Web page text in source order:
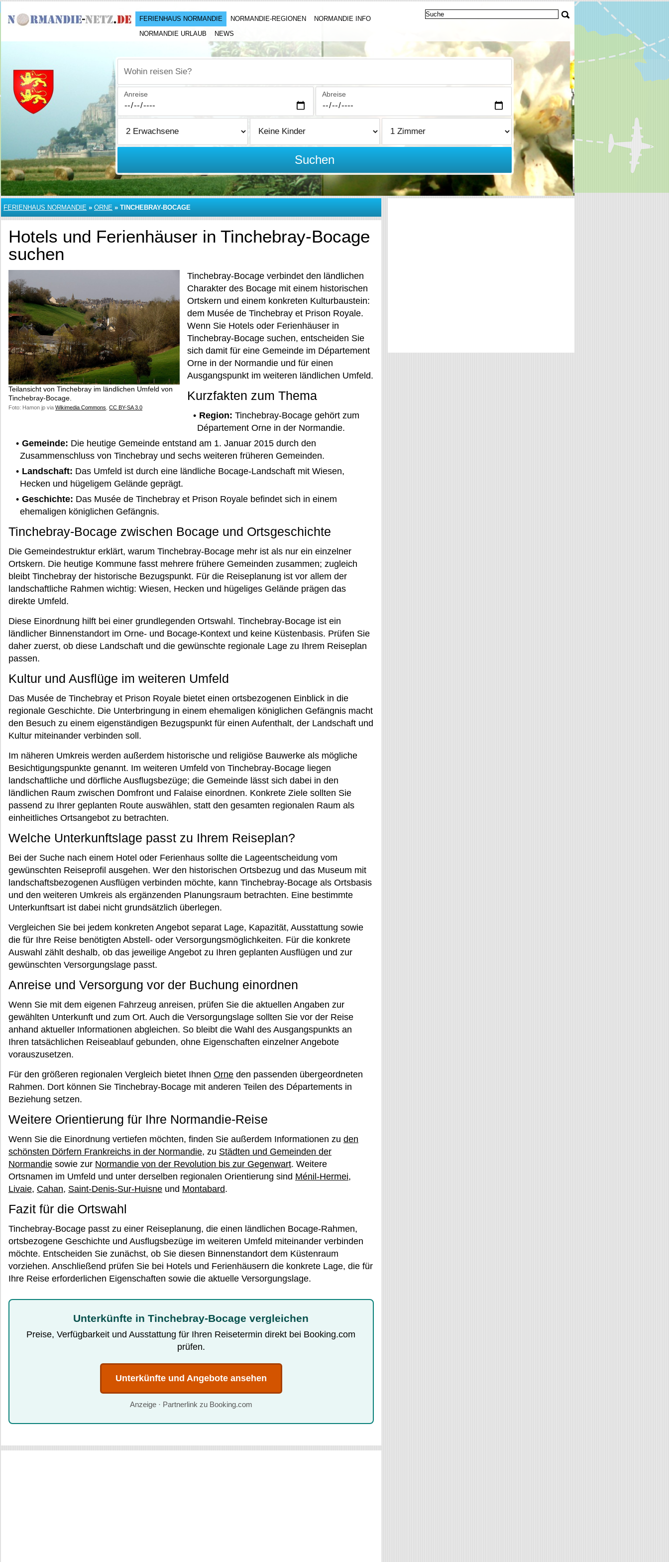
FERIENHAUS NORMANDIE NORMANDIE-REGIONEN
NORMANDIE INFO
NORMANDIE URLAUB
NEWS
Wohin reisen Sie?
Anreise Abreise
Suchen
FERIENHAUS NORMANDIE » ORNE » TINCHEBRAY-BOCAGE
Hotels und Ferienhäuser in Tinchebray-Bocage
suchen
Teilansicht von Tinchebray im ländlichen Umfeld von
Tinchebray-Bocage.
Foto: Hamon jp via Wikimedia Commons CC BY-SA 3.0
Tinchebray-Bocage verbindet den ländlichen
Charakter des Bocage mit einem historischen
Ortskern und einem konkreten Kulturbaustein:
dem Musée de Tinchebray et Prison Royale.
Wenn Sie Hotels oder Ferienhäuser in
Tinchebray-Bocage suchen, entscheiden Sie
sich damit für eine Gemeinde im Département
Orne in der Normandie und für einen
Ausgangspunkt im weiteren ländlichen Umfeld.
Kurzfakten zum Thema
Region: Tinchebray-Bocage gehört zum
Département Orne in der Normandie.
Gemeinde: Die heutige Gemeinde entstand am 1. Januar 2015 durch den
Zusammenschluss von Tinchebray und sechs weiteren früheren Gemeinden.
Landschaft: Das Umfeld ist durch eine ländliche Bocage-Landschaft mit Wiesen,
Hecken und hügeligem Gelände geprägt.
Geschichte: Das Musée de Tinchebray et Prison Royale befindet sich in einem
ehemaligen königlichen Gefängnis.
Tinchebray-Bocage zwischen Bocage und Ortsgeschichte
Die Gemeindestruktur erklärt, warum Tinchebray-Bocage mehr ist als nur ein einzelner
Ortskern. Die heutige Kommune fasst mehrere frühere Gemeinden zusammen; zugleich
bleibt Tinchebray der historische Bezugspunkt. Für die Reiseplanung ist vor allem der
landschaftliche Rahmen wichtig: Wiesen, Hecken und hügeliges Gelände prägen das
direkte Umfeld.
Diese Einordnung hilft bei einer grundlegenden Ortswahl. Tinchebray-Bocage ist ein
ländlicher Binnenstandort im Orne- und Bocage-Kontext und keine Küstenbasis. Prüfen Sie
daher zuerst, ob diese Landschaft und die gewünschte regionale Lage zu Ihrem Reiseplan
passen.
Kultur und Ausflüge im weiteren Umfeld
Das Musée de Tinchebray et Prison Royale bietet einen ortsbezogenen Einblick in die
regionale Geschichte. Die Unterbringung in einem ehemaligen königlichen Gefängnis macht
den Besuch zu einem eigenständigen Bezugspunkt für einen Aufenthalt, der Landschaft und
Kultur miteinander verbinden soll.
Im näheren Umkreis werden außerdem historische und religiöse Bauwerke als mögliche
Besichtigungspunkte genannt. Im weiteren Umfeld von Tinchebray-Bocage liegen
landschaftliche und dörfliche Ausflugsbezüge; die Gemeinde lässt sich dabei in den
ländlichen Raum zwischen Domfront und Falaise einordnen. Konkrete Ziele sollten Sie
passend zu Ihrer geplanten Route auswählen, statt den gesamten regionalen Raum als
einheitliches Ortsangebot zu betrachten.
Welche Unterkunftslage passt zu Ihrem Reiseplan?
Bei der Suche nach einem Hotel oder Ferienhaus sollte die Lageentscheidung vom
gewünschten Reiseprofil ausgehen. Wer den historischen Ortsbezug und das Museum mit
landschaftsbezogenen Ausflügen verbinden möchte, kann Tinchebray-Bocage als Ortsbasis
und den weiteren Umkreis als ergänzenden Planungsraum betrachten. Eine bestimmte
Unterkunftsart ist dabei nicht grundsätzlich überlegen.
Vergleichen Sie bei jedem konkreten Angebot separat Lage, Kapazität, Ausstattung sowie
die für Ihre Reise benötigten Abstell- oder Versorgungsmöglichkeiten. Für die konkrete
Auswahl zählt deshalb, ob das jeweilige Angebot zu Ihren geplanten Ausflügen und zur
gewünschten Versorgungslage passt.
Anreise und Versorgung vor der Buchung einordnen
Wenn Sie mit dem eigenen Fahrzeug anreisen, prüfen Sie die aktuellen Angaben zur
gewählten Unterkunft und zum Ort. Auch die Versorgungslage sollten Sie vor der Reise
anhand aktueller Informationen abgleichen. So bleibt die Wahl des Ausgangspunkts an
Ihren tatsächlichen Reiseablauf gebunden, ohne Eigenschaften einzelner Angebote
vorauszusetzen.
Für den größeren regionalen Vergleich bietet Ihnen Orne den passenden übergeordneten
Rahmen. Dort können Sie Tinchebray-Bocage mit anderen Teilen des Départements in
Beziehung setzen.
Weitere Orientierung für Ihre Normandie-Reise
Wenn Sie die Einordnung vertiefen möchten, finden Sie außerdem Informationen zu den
schönsten Dörfern Frankreichs in der Normandie, zu Städten und Gemeinden der
Normandie sowie zur Normandie von der Revolution bis zur Gegenwart. Weitere
Ortsnamen im Umfeld und unter derselben regionalen Orientierung sind Ménil-Hermei,
Livaie, Cahan, Saint-Denis-Sur-Huisne und Montabard.
Fazit für die Ortswahl
Tinchebray-Bocage passt zu einer Reiseplanung, die einen ländlichen Bocage-Rahmen,
ortsbezogene Geschichte und Ausflugsbezüge im weiteren Umfeld miteinander verbinden
möchte. Entscheiden Sie zunächst, ob Sie diesen Binnenstandort dem Küstenraum
vorziehen. Anschließend prüfen Sie bei Hotels und Ferienhäusern die konkrete Lage, die für
Ihre Reise erforderlichen Eigenschaften sowie die aktuelle Versorgungslage.
Unterkünfte in Tinchebray-Bocage vergleichen
Preise, Verfügbarkeit und Ausstattung für Ihren Reisetermin direkt bei Booking.com
prüfen.
Unterkünfte und Angebote ansehen
Anzeige · Partnerlink zu Booking.com